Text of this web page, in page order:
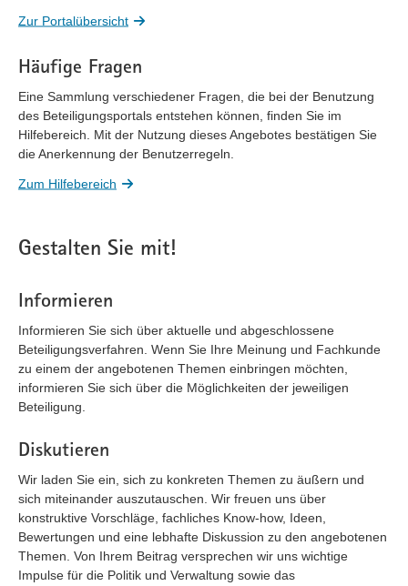
Zur Portalübersicht
Häufige Fragen
Eine Sammlung verschiedener Fragen, die bei der Benutzung
des Beteiligungsportals entstehen können, finden Sie im
Hilfebereich. Mit der Nutzung dieses Angebotes bestätigen Sie
die Anerkennung der Benutzerregeln.
Zum Hilfebereich
Gestalten Sie mit!
Informieren
Informieren Sie sich über aktuelle und abgeschlossene
Beteiligungsverfahren. Wenn Sie Ihre Meinung und Fachkunde
zu einem der angebotenen Themen einbringen möchten,
informieren Sie sich über die Möglichkeiten der jeweiligen
Beteiligung.
Diskutieren
Wir laden Sie ein, sich zu konkreten Themen zu äußern und
sich miteinander auszutauschen. Wir freuen uns über
konstruktive Vorschläge, fachliches Know-how, Ideen,
Bewertungen und eine lebhafte Diskussion zu den angebotenen
Themen. Von Ihrem Beitrag versprechen wir uns wichtige
Impulse für die Politik und Verwaltung sowie das